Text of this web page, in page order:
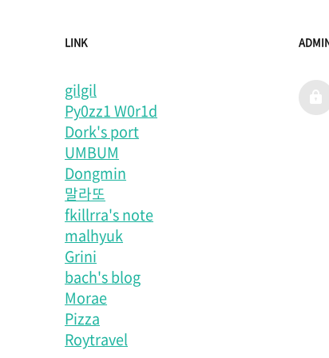
LINK
gilgil
Py0zz1 W0r1d
Dork's port
UMBUM
Dongmin
말라또
fkillrra's note
malhyuk
Grini
bach's blog
Morae
Pizza
Roytravel